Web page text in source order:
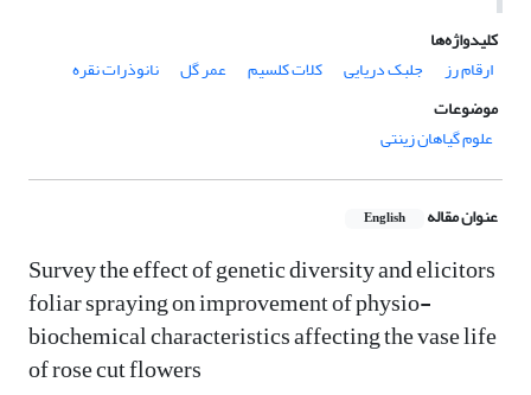
کلیدواژه‌ها
ارقام رز
جلبک دریایی کلات کلسیم عمر گل
نانوذرات نقره
موضوعات
علوم گیاهان زینتی
عنوان مقاله English
Survey the effect of genetic diversity and elicitors
foliar spraying on improvement of physio-
biochemical characteristics affecting the vase life
of rose cut flowers